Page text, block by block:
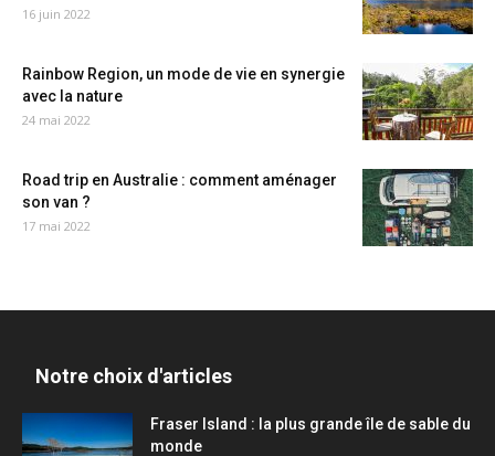
16 juin 2022
Rainbow Region, un mode de vie en synergie
avec la nature
24 mai 2022
Road trip en Australie : comment aménager
son van ?
17 mai 2022
Notre choix d'articles
Fraser Island : la plus grande île de sable du
monde